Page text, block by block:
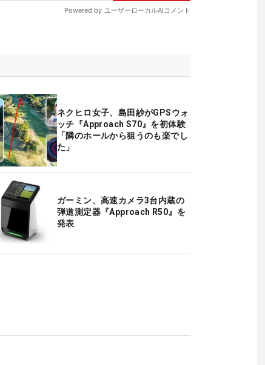
ネクヒロ女子、島田紗がGPSウォ
ッチ『Approach S70』を初体験
「隣のホールから狙うのも楽でし
た」
ガーミン、高速カメラ3台内蔵の
弾道測定器『Approach R50』を
発表